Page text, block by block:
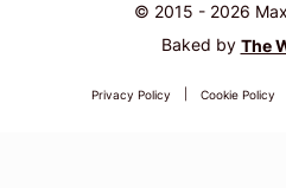
© 2015 - 2026
Baked by The
Privacy Policy Cookie Policy